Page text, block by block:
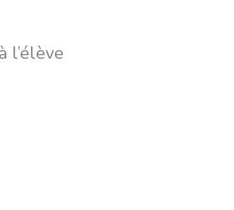
l’élève